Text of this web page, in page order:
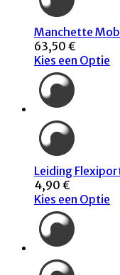
Manchette
63,50 €
Kies een Optie
Leiding
4,90 €
Kies een Optie